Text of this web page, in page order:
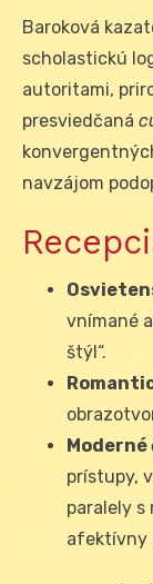
Baroková
scholastickú
autoritami,
presviedčaná
navzájom
vnímané
štýl“.
prístupy,
paralely s
afektívny